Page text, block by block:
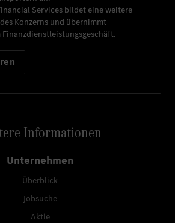
Services bildet eine weitere
Konzerns und übernimmt
Finanzdienstleistungsgeschäft.
Informationen
Unternehmen
Überblick
Jobsuche
Aktie